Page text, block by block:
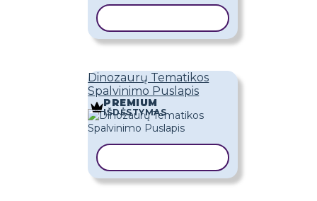
Dinozaurų Tematikos
Spalvinimo Puslapis
PREMIUM
IŠDĖSTYMAS